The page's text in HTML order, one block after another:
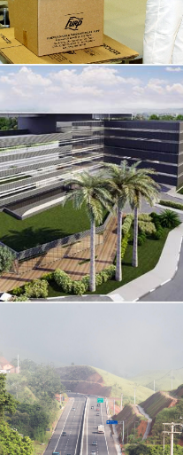
Tamoios e Contornos